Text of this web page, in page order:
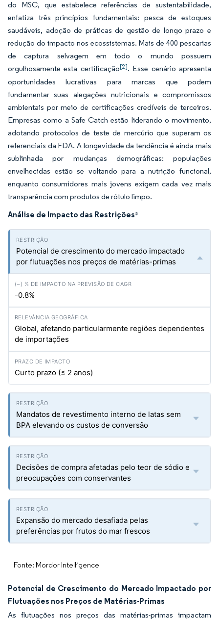
do MSC, que estabelece referências de sustentabilidade,
enfatiza três princípios fundamentais: pesca de estoques
saudáveis, adoção de práticas de gestão de longo prazo e
redução do impacto nos ecossistemas. Mais de 400 pescarias
de captura selvagem em todo o mundo possuem
orgulhosamente esta certificação[2]. Esse cenário apresenta
oportunidades lucrativas para marcas que podem
fundamentar suas alegações nutricionais e compromissos
ambientais por meio de certificações credíveis de terceiros.
Empresas como a Safe Catch estão liderando o movimento,
adotando protocolos de teste de mercúrio que superam os
referenciais da FDA. A longevidade da tendência é ainda mais
sublinhada por mudanças demográficas: populações
envelhecidas estão se voltando para a nutrição funcional,
enquanto consumidores mais jovens exigem cada vez mais
transparência com produtos de rótulo limpo.
Análise de Impacto das Restrições*
Potencial de crescimento do mercado impactado
por flutuações nos preços de matérias-primas
-0.8%
Global, afetando particularmente regiões dependentes
de importações
Curto prazo (≤ 2 anos)
Mandatos de revestimento interno de latas sem
BPA elevando os custos de conversão
Decisões de compra afetadas pelo teor de sódio e
preocupações com conservantes
Expansão do mercado desafiada pelas
preferências por frutos do mar frescos
Fonte: Mordor Intelligence
Potencial de Crescimento do Mercado Impactado por
Flutuações nos Preços de Matérias-Primas
As flutuações nos preços das matérias-primas impactam